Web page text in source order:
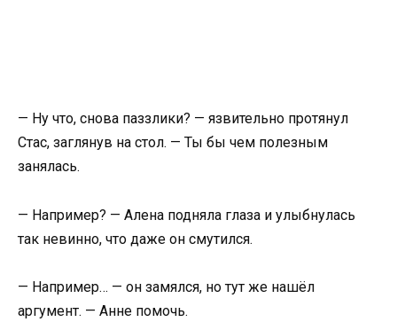
— Ну что, снова паззлики? — язвительно протянул
Стас, заглянув на стол. — Ты бы чем полезным
занялась.
— Например? — Алена подняла глаза и улыбнулась
так невинно, что даже он смутился.
— Например… — он замялся, но тут же нашёл
аргумент. — Анне помочь.